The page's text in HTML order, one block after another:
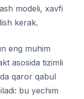
modeli, xavfi
kerak.
eng muhim
asosida tizimli
qaror qabul
bu yechim